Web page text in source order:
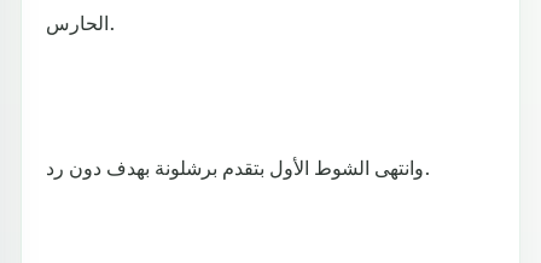
الحارس.
وانتهى الشوط الأول بتقدم برشلونة بهدف دون رد.